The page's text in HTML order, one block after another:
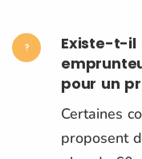
Existe-t-il
pour un
Certaines
proposent